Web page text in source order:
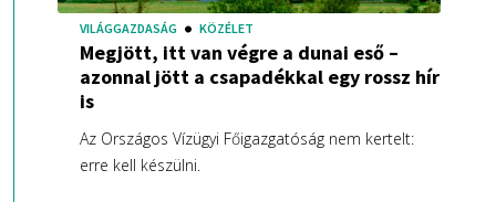
VILÁGGAZDASÁG KÖZÉLET
Megjött, itt van végre a dunai eső –
azonnal jött a csapadékkal egy rossz hír
is
Az Országos Vízügyi Főigazgatóság nem kertelt:
erre kell készülni.